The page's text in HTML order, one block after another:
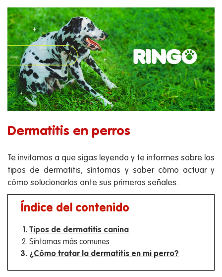
Dermatitis en perros
Te invitamos a que sigas leyendo y te informes sobre los
tipos de dermatitis, síntomas y saber cómo actuar y
cómo solucionarlos ante sus primeras señales.
Índice del contenido
Tipos de dermatitis canina
Síntomas más comunes
¿Cómo tratar la dermatitis en mi perro?